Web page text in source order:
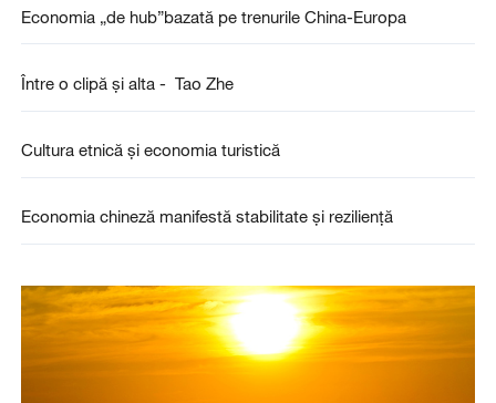
Economia „de hub”bazată pe trenurile China-Europa
Între o clipă și alta - Tao Zhe
Cultura etnică și economia turistică
Economia chineză manifestă stabilitate și reziliență